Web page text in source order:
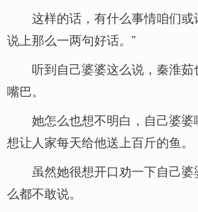
这样的话，有什么事情咱们
说上那么一两句好话。”
听到自己婆婆这么说，秦淮
嘴巴。
她怎么也想不明白，自己婆
想让人家每天给他送上百斤的鱼。
虽然她很想开口劝一下自己
么都不敢说。